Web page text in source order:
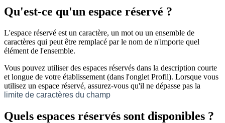
Qu'est-ce qu'un espace réservé ?
L'espace réservé est un caractère, un mot ou un ensemble de
caractères qui peut être remplacé par le nom de n'importe quel
élément de l'ensemble.
Vous pouvez utiliser des espaces réservés dans la description courte
et longue de votre établissement (dans l'onglet Profil). Lorsque vous
utilisez un espace réservé, assurez-vous qu'il ne dépasse pas la
limite de caractères du champ
Quels espaces réservés sont disponibles ?